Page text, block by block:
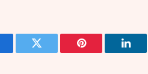
Twitter Pinterest